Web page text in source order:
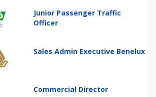
Junior Passenger Traffic
Officer
Sales Admin Executive Benelux
Commercial Director